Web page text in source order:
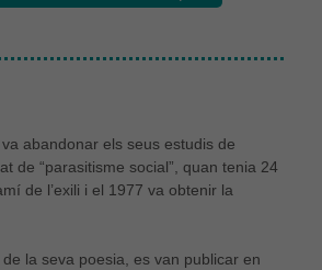
abandonar els seus estudis de
de “parasitisme social”, quan tenia 24
de l’exili i el 1977 va obtenir la
la seva poesia, es van publicar en